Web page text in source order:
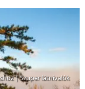
|Szuper látnivalók